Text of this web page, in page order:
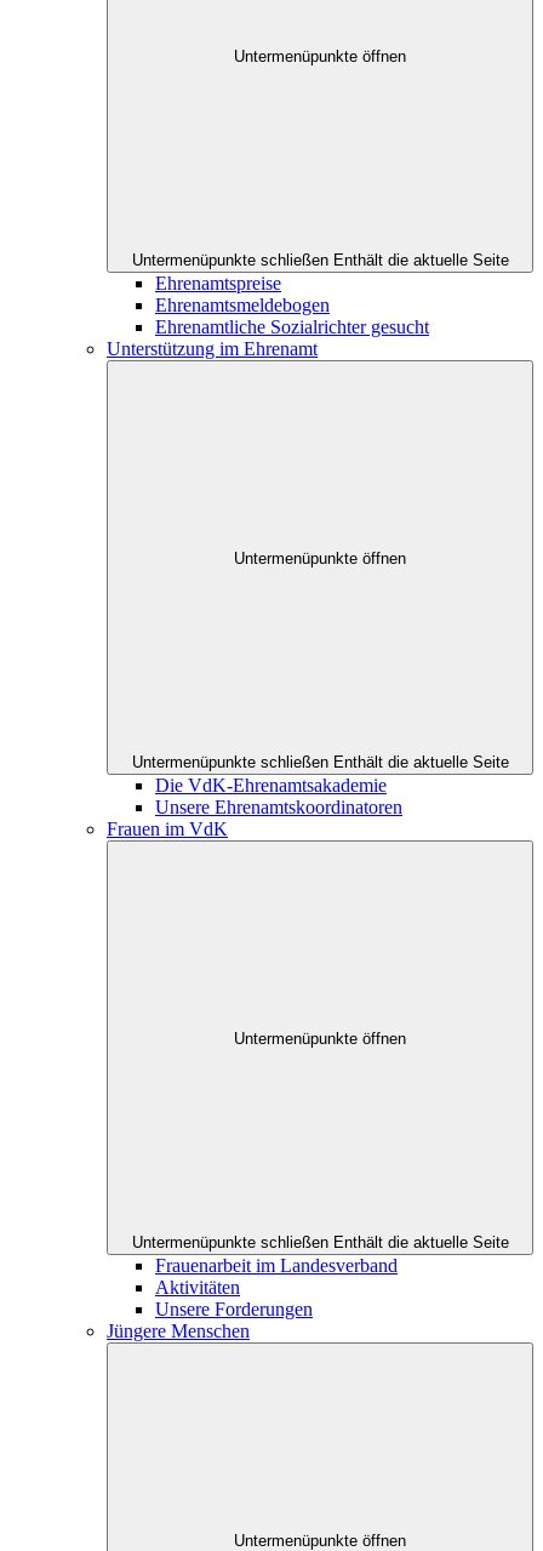
Untermenüpunkte öffnen
Untermenüpunkte schließen Enthält die aktuelle Seite
Ehrenamtspreise
Ehrenamtsmeldebogen
Ehrenamtliche Sozialrichter gesucht
Unterstützung im Ehrenamt
Untermenüpunkte öffnen
Untermenüpunkte schließen Enthält die aktuelle Seite
Die VdK-Ehrenamtsakademie
Unsere Ehrenamtskoordinatoren
Frauen im VdK
Untermenüpunkte öffnen
Untermenüpunkte schließen Enthält die aktuelle Seite
Frauenarbeit im Landesverband
Aktivitäten
Unsere Forderungen
Jüngere Menschen
Untermenüpunkte öffnen